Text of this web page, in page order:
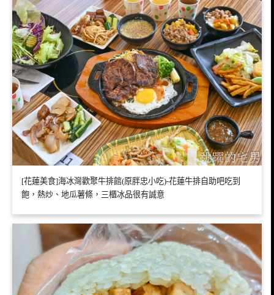
[花蓮美食]海冰灣歡聚牛排館(原胖忠小吃)-花蓮牛排自助吧吃到
飽，熱炒、地瓜薯條，三櫃冰品很有誠意